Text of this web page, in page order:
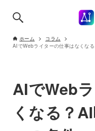
ホーム
コラム
AIでWebライターの仕事はなくな
AIでWeb
くなる？